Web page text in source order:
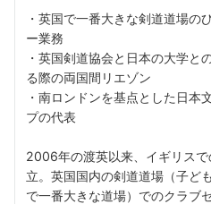
・英国で一番大きな剣道道場の
ー業務
・英国剣道協会と日本の大学と
る際の両国間リエゾン
・南ロンドンを基点とした日本
プの代表
2006年の渡英以来、イギリス
立。英国国内の剣道道場（子ど
で一番大きな道場）でのクラブ